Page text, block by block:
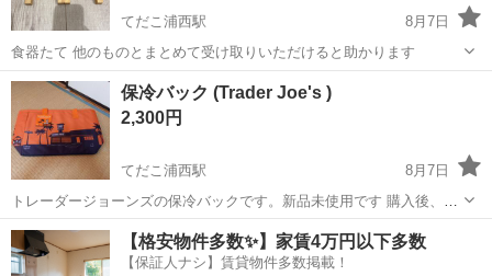
てだこ浦西駅
8月7日
食器たて 他のものとまとめて受け取りいただけると助かります
沖縄 中頭郡 てだこ浦西駅
保冷バック (Trader Joe's )
2,300円
てだこ浦西駅
8月7日
トレーダージョーンズの保冷バックです。新品未使用です 購入後、使
うことなく自宅保管しておりました。 サイズ 縦約33㎝ 横約46㎝ マチ
約16.5㎝ マチが広く使いやすいです。 色 オレンジ オレンジは人気が
あるようです。 ...
沖縄 宜野湾市 てだこ浦西駅 生活雑貨 オレンジ
【格安物件多数✨】家賃4万円以下多数
【保証人ナシ】賃貸物件多数掲載！